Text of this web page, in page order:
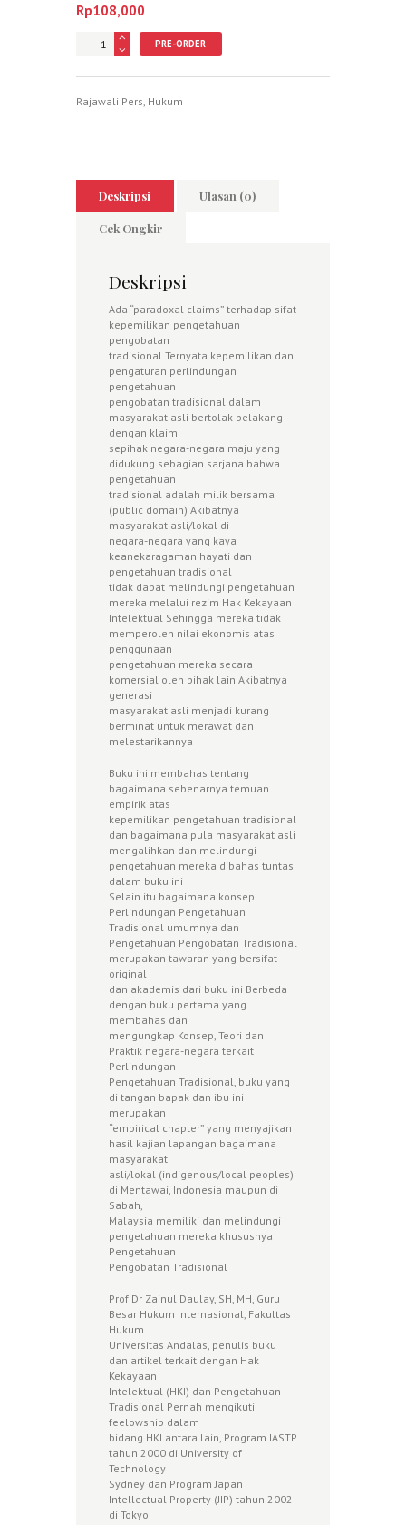
Rp108,000
Jumlah PRE-ORDER
Rajawali Pers Hukum
Deskripsi Ulasan (0)
Cek Ongkir
Deskripsi
Ada “paradoxal claims” terhadap sifat
kepemilikan pengetahuan
pengobatan
tradisional Ternyata kepemilikan dan
pengaturan perlindungan
pengetahuan
pengobatan tradisional dalam
masyarakat asli bertolak belakang
dengan klaim
sepihak negara-negara maju yang
didukung sebagian sarjana bahwa
pengetahuan
tradisional adalah milik bersama
(public domain) Akibatnya
masyarakat asli/lokal di
negara-negara yang kaya
keanekaragaman hayati dan
pengetahuan tradisional
tidak dapat melindungi pengetahuan
mereka melalui rezim Hak Kekayaan
Intelektual Sehingga mereka tidak
memperoleh nilai ekonomis atas
penggunaan
pengetahuan mereka secara
komersial oleh pihak lain Akibatnya
generasi
masyarakat asli menjadi kurang
berminat untuk merawat dan
melestarikannya
Buku ini membahas tentang
bagaimana sebenarnya temuan
empirik atas
kepemilikan pengetahuan tradisional
dan bagaimana pula masyarakat asli
mengalihkan dan melindungi
pengetahuan mereka dibahas tuntas
dalam buku ini
Selain itu bagaimana konsep
Perlindungan Pengetahuan
Tradisional umumnya dan
Pengetahuan Pengobatan Tradisional
merupakan tawaran yang bersifat
original
dan akademis dari buku ini Berbeda
dengan buku pertama yang
membahas dan
mengungkap Konsep, Teori dan
Praktik negara-negara terkait
Perlindungan
Pengetahuan Tradisional, buku yang
di tangan bapak dan ibu ini
merupakan
“empirical chapter” yang menyajikan
hasil kajian lapangan bagaimana
masyarakat
asli/lokal (indigenous/local peoples)
di Mentawai, Indonesia maupun di
Sabah,
Malaysia memiliki dan melindungi
pengetahuan mereka khususnya
Pengetahuan
Pengobatan Tradisional
Prof Dr Zainul Daulay, SH, MH, Guru
Besar Hukum Internasional, Fakultas
Hukum
Universitas Andalas, penulis buku
dan artikel terkait dengan Hak
Kekayaan
Intelektual (HKI) dan Pengetahuan
Tradisional Pernah mengikuti
feelowship dalam
bidang HKI antara lain, Program IASTP
tahun 2000 di University of
Technology
Sydney dan Program Japan
Intellectual Property (JIP) tahun 2002
di Tokyo